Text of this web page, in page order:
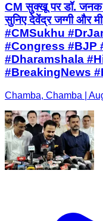
CM सुक्खू पर डॉ. जनक
सुनिए देवेंद्र जग्गी और
#CMSukhu
#Congress #BJP
#Dharamshala
#BreakingNews
Chamba, Chamba |